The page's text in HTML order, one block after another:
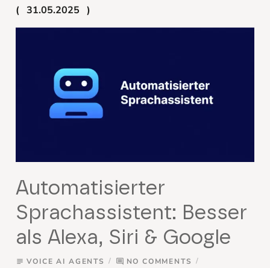
31.05.2025
Automatisierter
Sprachassistent: Besser
als Alexa, Siri & Google
subject VOICE AI AGENTS comment NO COMMENTS